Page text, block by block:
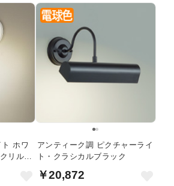
ホワ
リル球
アンティーク調 ピクチャーライ
ト・クラシカルブラック
￥20,872